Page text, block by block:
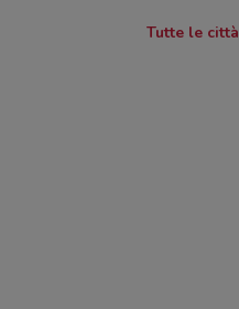
Tutte le città